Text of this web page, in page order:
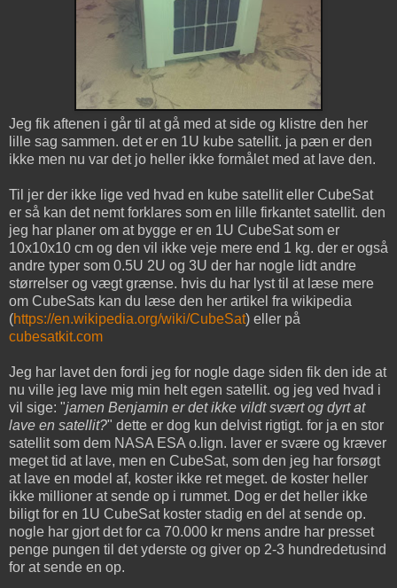
Jeg fik aftenen i går til at gå med at side og klistre den her
lille sag sammen. det er en 1U kube satellit. ja pæn er den
ikke men nu var det jo heller ikke formålet med at lave den.
Til jer der ikke lige ved hvad en kube satellit eller CubeSat
er så kan det nemt forklares som en lille firkantet satellit. den
jeg har planer om at bygge er en 1U CubeSat som er
10x10x10 cm og den vil ikke veje mere end 1 kg. der er også
andre typer som 0.5U 2U og 3U der har nogle lidt andre
størrelser og vægt grænse. hvis du har lyst til at læse mere
om CubeSats kan du læse den her artikel fra wikipedia
(https://en.wikipedia.org/wiki/CubeSat) eller på
cubesatkit.com
Jeg har lavet den fordi jeg for nogle dage siden fik den ide at
nu ville jeg lave mig min helt egen satellit. og jeg ved hvad i
vil sige: "jamen Benjamin er det ikke vildt svært og dyrt at
lave en satellit?" dette er dog kun delvist rigtigt. for ja en stor
satellit som dem NASA ESA o.lign. laver er svære og kræver
meget tid at lave, men en CubeSat, som den jeg har forsøgt
at lave en model af, koster ikke ret meget. de koster heller
ikke millioner at sende op i rummet. Dog er det heller ikke
biligt for en 1U CubeSat koster stadig en del at sende op.
nogle har gjort det for ca 70.000 kr mens andre har presset
penge pungen til det yderste og giver op 2-3 hundredetusind
for at sende en op.